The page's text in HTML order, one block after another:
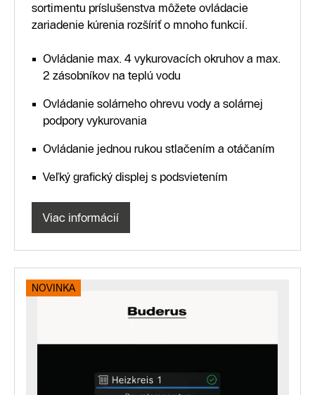
sortimentu príslušenstva môžete ovládacie
zariadenie kúrenia rozšíriť o mnoho funkcií.
Ovládanie max. 4 vykurovacích okruhov a max.
2 zásobníkov na teplú vodu
Ovládanie solárneho ohrevu vody a solárnej
podpory vykurovania
Ovládanie jednou rukou stlačením a otáčaním
Veľký grafický displej s podsvietením
Viac informácií
NOVINKA